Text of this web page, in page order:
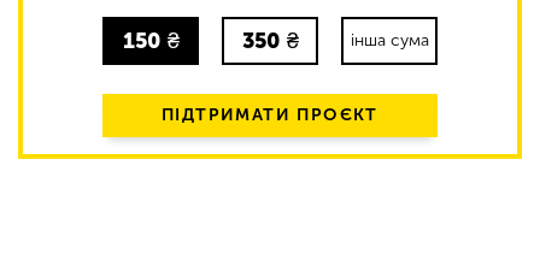
150 ₴ 350 ₴ інша сума
ПІДТРИМАТИ ПРОЄКТ